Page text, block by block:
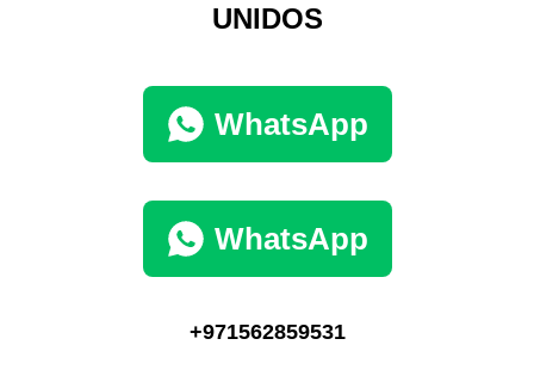
UNIDOS
WhatsApp
WhatsApp
+971562859531